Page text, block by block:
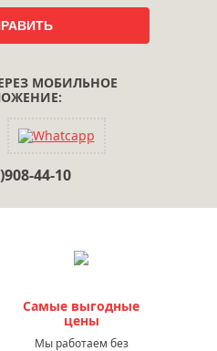
МОБИЛЬНОЕ
44-10
Самые выгодные
цены
Мы работаем без